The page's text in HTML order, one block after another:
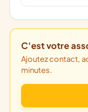
C'est votre
Ajoutez contact, activités, photos et annonces. Gratuit, en 5
minutes.